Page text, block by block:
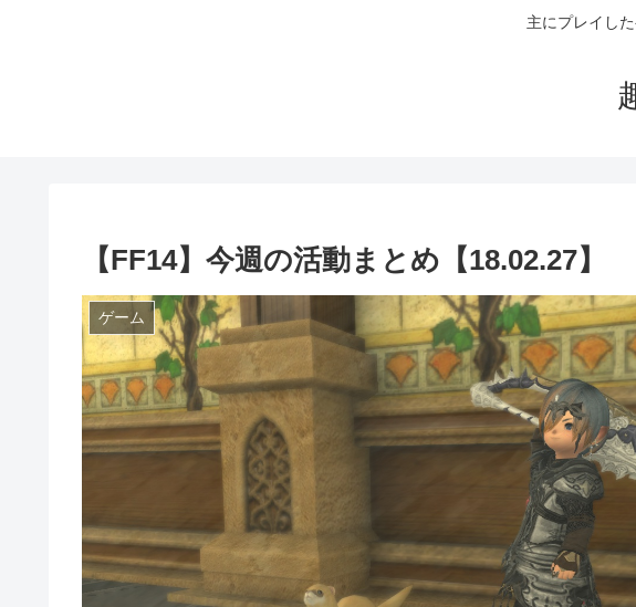
主にプレイし
【FF14】今週の活動まとめ【18.02.27】
ゲーム